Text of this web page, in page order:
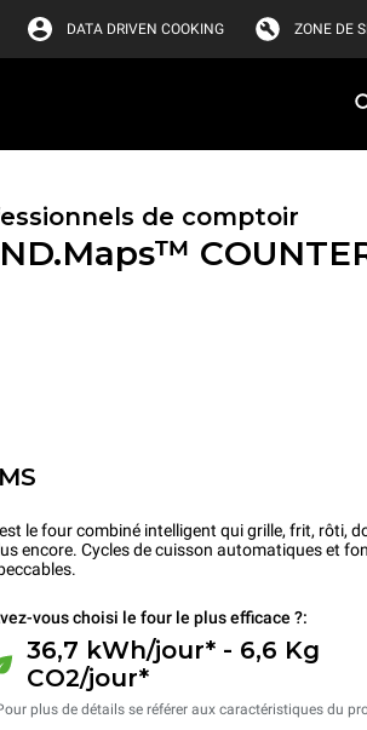
DATA DRIVEN COOKING ZONE DE
de comptoir
le four combiné intelligent qui grille, frit, rôti,
encore. Cycles de cuisson automatiques et
vous choisi le four le plus efficace ?:
36,7 kWh/jour* - 6,6 Kg
CO2/jour*
plus de détails se référer aux caractéristiques du